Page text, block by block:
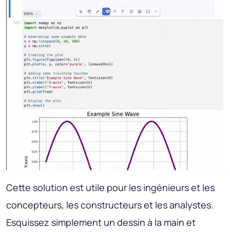
Cette solution est utile pour les ingénieurs et les
concepteurs, les constructeurs et les analystes.
Esquissez simplement un dessin à la main et